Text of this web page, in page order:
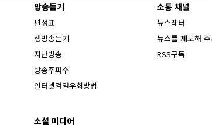
방송듣기
편성표
생방송듣기
지난방송
방송주파수
인터넷검열우회방법
소셜 미디어
소통 채널
뉴스레터
뉴스를 제보해
RSS구독